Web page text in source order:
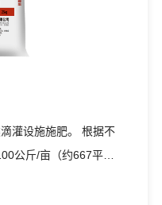
施施肥。 根据不
公斤/亩（约667平方
灌施肥，建议用量5-